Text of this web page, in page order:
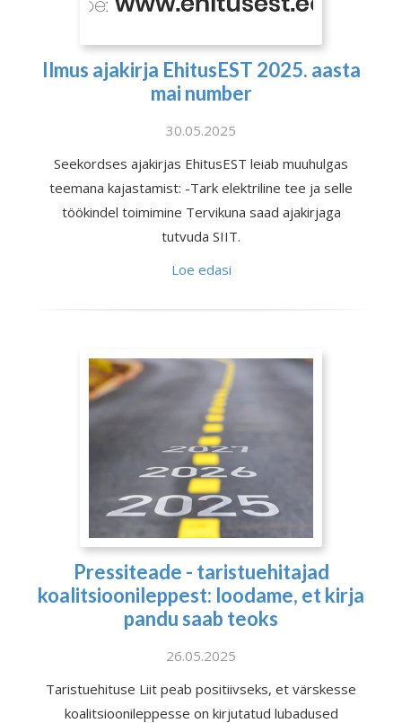
Ilmus ajakirja EhitusEST 2025. aasta
mai number
30.05.2025
Seekordses ajakirjas EhitusEST leiab muuhulgas
teemana kajastamist: -Tark elektriline tee ja selle
töökindel toimimine Tervikuna saad ajakirjaga
tutvuda SIIT.
Loe edasi
Pressiteade - taristuehitajad
koalitsioonileppest: loodame, et kirja
pandu saab teoks
26.05.2025
Taristuehituse Liit peab positiivseks, et värskesse
koalitsioonileppesse on kirjutatud lubadused